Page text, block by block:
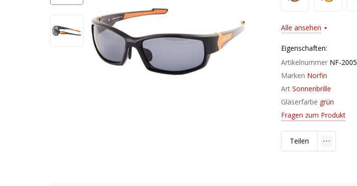
Alle ansehen
Eigenschaften:
Artikelnummer NF-2005
Marken Norfin
Art Sonnenbrille
Gläserfarbe grün
Fragen zum Produkt
Teilen